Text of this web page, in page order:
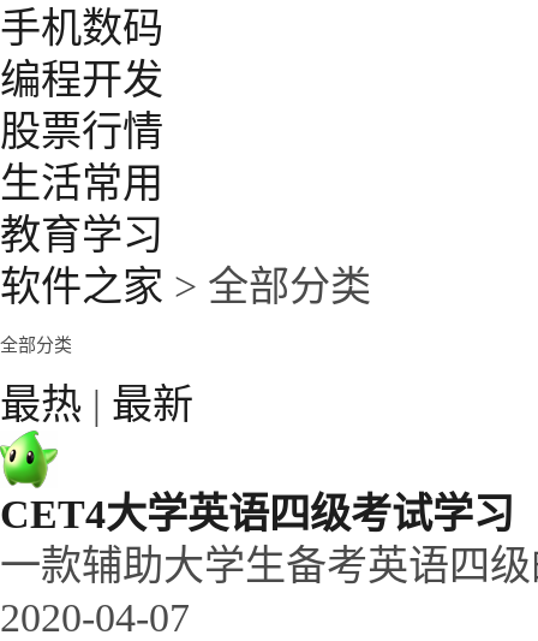
手机数码
编程开发
股票行情
生活常用
教育学习
软件之家 > 全部分类
全部分类
最热 | 最新
CET4大学英语四级考试学习
一款辅助大学生备考英语四
2020-04-07